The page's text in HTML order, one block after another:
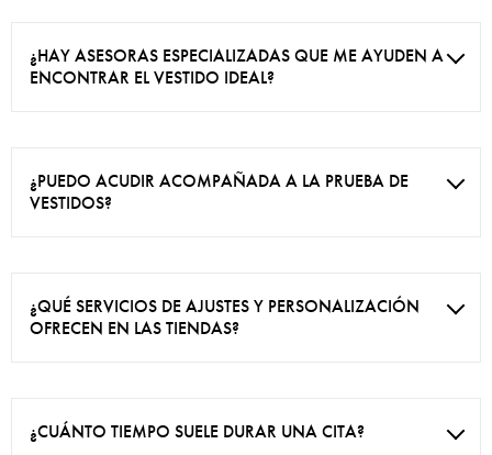
¿HAY ASESORAS ESPECIALIZADAS QUE ME AYUDEN A
ENCONTRAR EL VESTIDO IDEAL?
¿PUEDO ACUDIR ACOMPAÑADA A LA PRUEBA DE
VESTIDOS?
¿QUÉ SERVICIOS DE AJUSTES Y PERSONALIZACIÓN
OFRECEN EN LAS TIENDAS?
¿CUÁNTO TIEMPO SUELE DURAR UNA CITA?